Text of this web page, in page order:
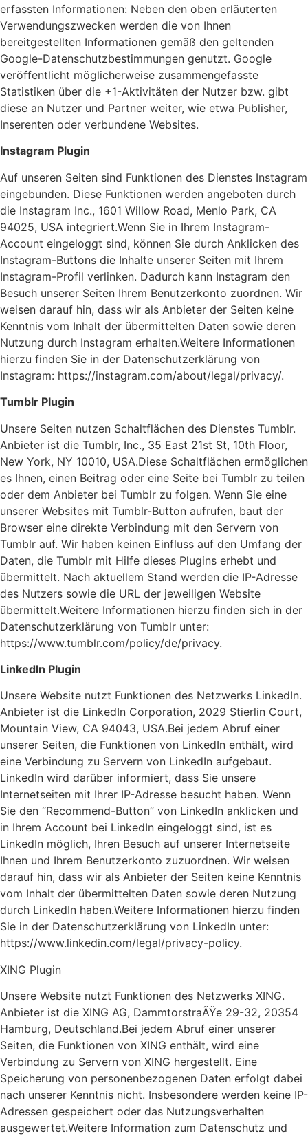
erfassten Informationen: Neben den oben erläuterten
Verwendungszwecken werden die von Ihnen
bereitgestellten Informationen gemäß den geltenden
Google-Datenschutzbestimmungen genutzt. Google
veröffentlicht möglicherweise zusammengefasste
Statistiken über die +1-Aktivitäten der Nutzer bzw. gibt
diese an Nutzer und Partner weiter, wie etwa Publisher,
Inserenten oder verbundene Websites.
Instagram Plugin
Auf unseren Seiten sind Funktionen des Dienstes Instagram
eingebunden. Diese Funktionen werden angeboten durch
die Instagram Inc., 1601 Willow Road, Menlo Park, CA
94025, USA integriert.Wenn Sie in Ihrem Instagram-
Account eingeloggt sind, können Sie durch Anklicken des
Instagram-Buttons die Inhalte unserer Seiten mit Ihrem
Instagram-Profil verlinken. Dadurch kann Instagram den
Besuch unserer Seiten Ihrem Benutzerkonto zuordnen. Wir
weisen darauf hin, dass wir als Anbieter der Seiten keine
Kenntnis vom Inhalt der übermittelten Daten sowie deren
Nutzung durch Instagram erhalten.Weitere Informationen
hierzu finden Sie in der Datenschutzerklärung von
Instagram: https://instagram.com/about/legal/privacy/.
Tumblr Plugin
Unsere Seiten nutzen Schaltflächen des Dienstes Tumblr.
Anbieter ist die Tumblr, Inc., 35 East 21st St, 10th Floor,
New York, NY 10010, USA.Diese Schaltflächen ermöglichen
es Ihnen, einen Beitrag oder eine Seite bei Tumblr zu teilen
oder dem Anbieter bei Tumblr zu folgen. Wenn Sie eine
unserer Websites mit Tumblr-Button aufrufen, baut der
Browser eine direkte Verbindung mit den Servern von
Tumblr auf. Wir haben keinen Einfluss auf den Umfang der
Daten, die Tumblr mit Hilfe dieses Plugins erhebt und
übermittelt. Nach aktuellem Stand werden die IP-Adresse
des Nutzers sowie die URL der jeweiligen Website
übermittelt.Weitere Informationen hierzu finden sich in der
Datenschutzerklärung von Tumblr unter:
https://www.tumblr.com/policy/de/privacy.
LinkedIn Plugin
Unsere Website nutzt Funktionen des Netzwerks LinkedIn.
Anbieter ist die LinkedIn Corporation, 2029 Stierlin Court,
Mountain View, CA 94043, USA.Bei jedem Abruf einer
unserer Seiten, die Funktionen von LinkedIn enthält, wird
eine Verbindung zu Servern von LinkedIn aufgebaut.
LinkedIn wird darüber informiert, dass Sie unsere
Internetseiten mit Ihrer IP-Adresse besucht haben. Wenn
Sie den “Recommend-Button” von LinkedIn anklicken und
in Ihrem Account bei LinkedIn eingeloggt sind, ist es
LinkedIn möglich, Ihren Besuch auf unserer Internetseite
Ihnen und Ihrem Benutzerkonto zuzuordnen. Wir weisen
darauf hin, dass wir als Anbieter der Seiten keine Kenntnis
vom Inhalt der übermittelten Daten sowie deren Nutzung
durch LinkedIn haben.Weitere Informationen hierzu finden
Sie in der Datenschutzerklärung von LinkedIn unter:
https://www.linkedin.com/legal/privacy-policy.
XING Plugin
Unsere Website nutzt Funktionen des Netzwerks XING.
Anbieter ist die XING AG, DammtorstraÃŸe 29-32, 20354
Hamburg, Deutschland.Bei jedem Abruf einer unserer
Seiten, die Funktionen von XING enthält, wird eine
Verbindung zu Servern von XING hergestellt. Eine
Speicherung von personenbezogenen Daten erfolgt dabei
nach unserer Kenntnis nicht. Insbesondere werden keine IP-
Adressen gespeichert oder das Nutzungsverhalten
ausgewertet.Weitere Information zum Datenschutz und